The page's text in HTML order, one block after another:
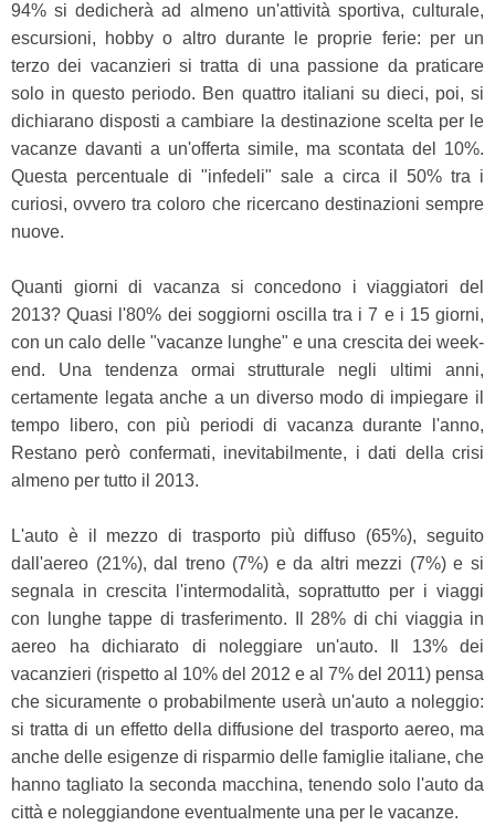
94% si dedicherà ad almeno un'attività sportiva, culturale,
escursioni, hobby o altro durante le proprie ferie: per un
terzo dei vacanzieri si tratta di una passione da praticare
solo in questo periodo. Ben quattro italiani su dieci, poi, si
dichiarano disposti a cambiare la destinazione scelta per le
vacanze davanti a un'offerta simile, ma scontata del 10%.
Questa percentuale di "infedeli" sale a circa il 50% tra i
curiosi, ovvero tra coloro che ricercano destinazioni sempre
nuove.
Quanti giorni di vacanza si concedono i viaggiatori del
2013? Quasi l'80% dei soggiorni oscilla tra i 7 e i 15 giorni,
con un calo delle "vacanze lunghe" e una crescita dei week-
end. Una tendenza ormai strutturale negli ultimi anni,
certamente legata anche a un diverso modo di impiegare il
tempo libero, con più periodi di vacanza durante l'anno,
Restano però confermati, inevitabilmente, i dati della crisi
almeno per tutto il 2013.
L'auto è il mezzo di trasporto più diffuso (65%), seguito
dall'aereo (21%), dal treno (7%) e da altri mezzi (7%) e si
segnala in crescita l'intermodalità, soprattutto per i viaggi
con lunghe tappe di trasferimento. Il 28% di chi viaggia in
aereo ha dichiarato di noleggiare un'auto. Il 13% dei
vacanzieri (rispetto al 10% del 2012 e al 7% del 2011) pensa
che sicuramente o probabilmente userà un'auto a noleggio:
si tratta di un effetto della diffusione del trasporto aereo, ma
anche delle esigenze di risparmio delle famiglie italiane, che
hanno tagliato la seconda macchina, tenendo solo l'auto da
città e noleggiandone eventualmente una per le vacanze.